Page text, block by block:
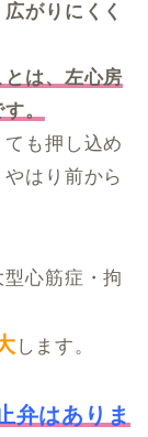
がりにくく
は、左心房
。
も押し込め
はり前から
心筋症・拘
します。
弁はありま